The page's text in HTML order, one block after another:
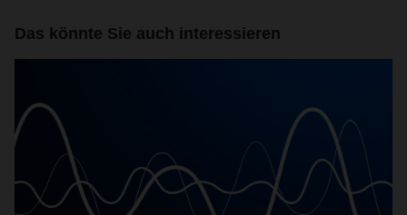
Das könnte Sie auch interessieren